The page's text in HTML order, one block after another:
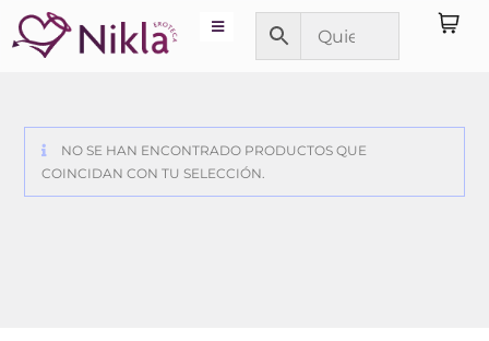
NO SE HAN ENCONTRADO PRODUCTOS QUE
COINCIDAN CON TU SELECCIÓN.